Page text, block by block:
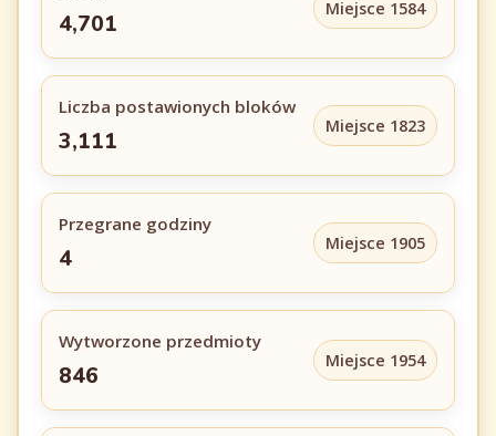
4,701
Miejsce 1584
Liczba postawionych bloków
3,111
Miejsce 1823
Przegrane godziny
4
Miejsce 1905
Wytworzone przedmioty
846
Miejsce 1954